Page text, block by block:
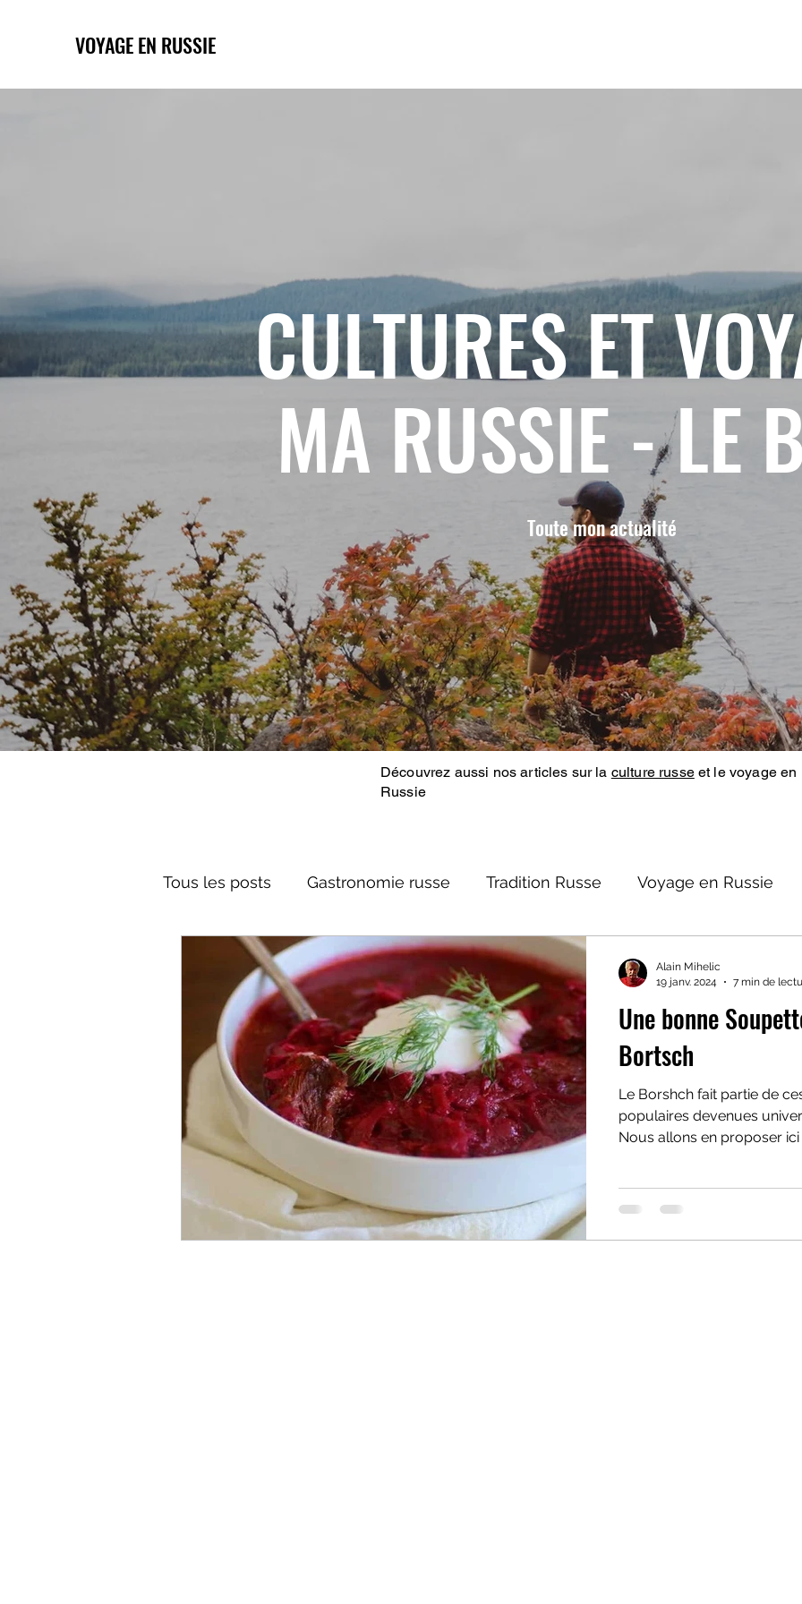
VOYAGE EN RUSSIE
CULTURES ET
MA RUSSIE - LE
Toute mon actualité
Découvrez aussi nos articles sur la culture russeet le voyage en
Russie
Tous les posts Gastronomie russe Tradition Russe Voyage en Russie
Société russe Architecture russe Religions et Mythologies
Culture russe conte fantastique
Une bonne
Bortsch
Le Borshch fait partie de
populaires devenues
Nous allons en proposer ici
recette pour lui donner
Alain Mihelic
19 janv. 2024
7 min de